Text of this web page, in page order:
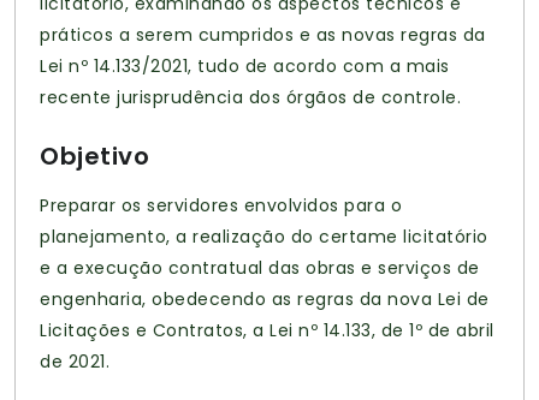
práticos a serem cumpridos e as novas regras da
Lei nº 14.133/2021, tudo de acordo com a mais
recente jurisprudência dos órgãos de controle.
Objetivo
Preparar os servidores envolvidos para o
planejamento, a realização do certame licitatório
e a execução contratual das obras e serviços de
engenharia, obedecendo as regras da nova Lei de
Licitações e Contratos, a Lei nº 14.133, de 1º de abril
de 2021.